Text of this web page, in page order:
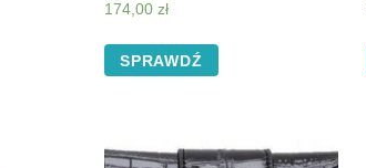
174,00 zł
SPRAWDŹ